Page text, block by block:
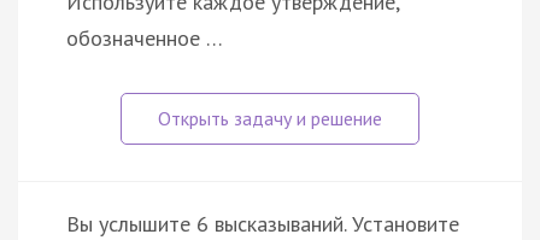
обозначенное …
Вы услышите 6 высказываний. Установите